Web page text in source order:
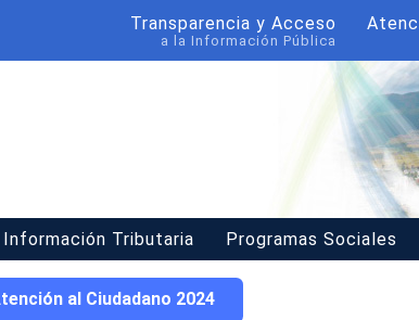
Transparencia y Acceso
a la Información Pública
Información Tributaria Programas Sociales
al Ciudadano 2024